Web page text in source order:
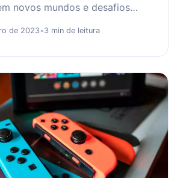
novos mundos e desafios…
de 2023•3 min de leitura